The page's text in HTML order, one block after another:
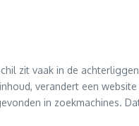
zit vaak in de
verandert een website
in zoekmachines.